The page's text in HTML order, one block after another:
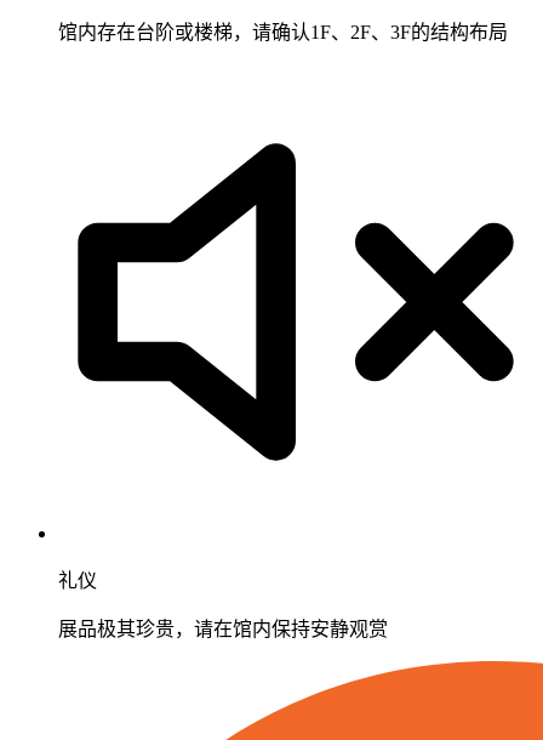
馆内存在台阶或楼梯，请确认1F、2F、3F的结构布局
礼仪
展品极其珍贵，请在馆内保持安静观赏